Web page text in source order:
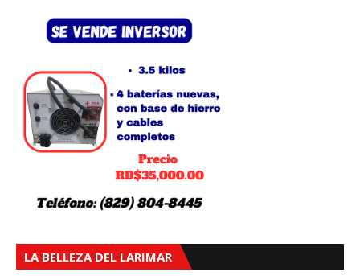
LA BELLEZA DEL LARIMAR